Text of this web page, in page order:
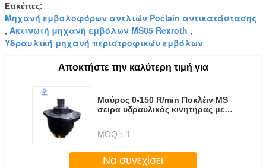
Ετικέττες:
Μηχανή εμβολοφόρων αντλιών Poclain αντικατάστασης
, Ακτινωτή μηχανή εμβόλων MS05 Rexroth ,
Υδραυλική μηχανή περιστροφικών εμβόλων
Αποκτήστε την καλύτερη τιμή για
Μαύρος 0-150 R/min Ποκλέιν MS
σειρά υδραυλικός κινητήρας με
MOQ： 1
Να συνεχίσει